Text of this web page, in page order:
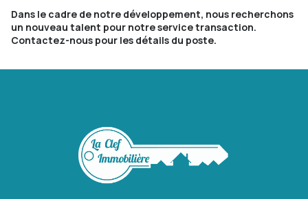
Dans le cadre de notre développement, nous recherchons
un nouveau talent pour notre service transaction.
Contactez-nous pour les détails du poste.